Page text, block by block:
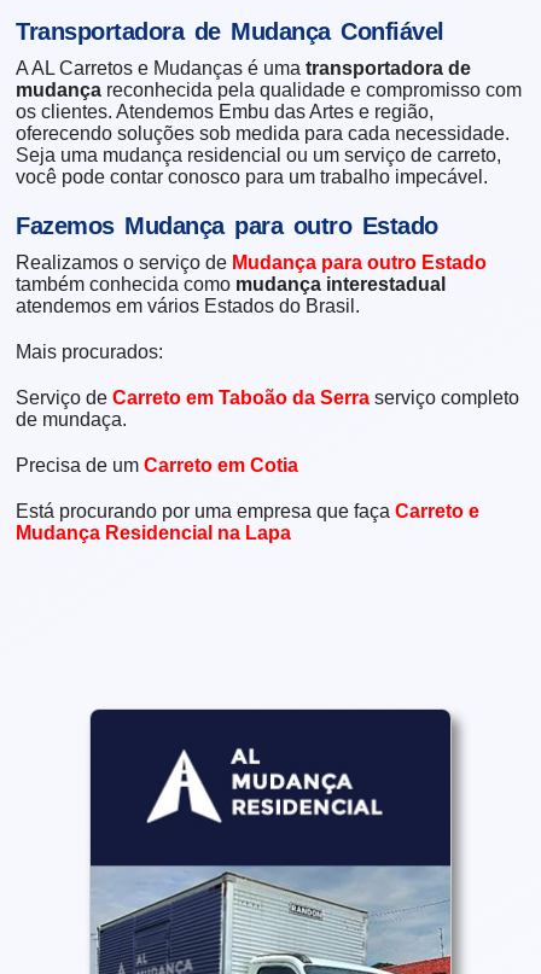
Transportadora de Mudança Confiável
A AL Carretos e Mudanças é umatransportadora de
mudança reconhecida pela qualidade e compromisso com
os clientes. Atendemos Embu das Artes e região,
oferecendo soluções sob medida para cada necessidade.
Seja uma mudança residencial ou um serviço de carreto,
você pode contar conosco para um trabalho impecável.
Fazemos Mudança para outro Estado
Realizamos o serviço de Mudança para outro Estado
também conhecida como mudança interestadual
atendemos em vários Estados do Brasil.
Mais procurados:
Serviço deCarreto em Taboão da Serra serviço completo
de mundaça.
Precisa de umCarreto em Cotia
Está procurando por uma empresa que façaCarreto e
Mudança Residencial na Lapa